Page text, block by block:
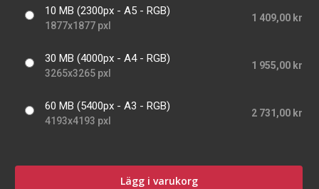
10 MB (2300px - A5 - RGB)
1877x1877 pxl
1 409,00 kr
30 MB (4000px - A4 - RGB)
3265x3265 pxl
1 955,00 kr
60 MB (5400px - A3 - RGB)
4193x4193 pxl
2 731,00 kr
Lägg i varukorg